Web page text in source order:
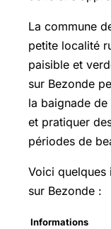
La commune
petite localité
paisible et
sur Bezonde
la baignade
et pratiquer
périodes de
Voici quelques
sur Bezonde :
Informations